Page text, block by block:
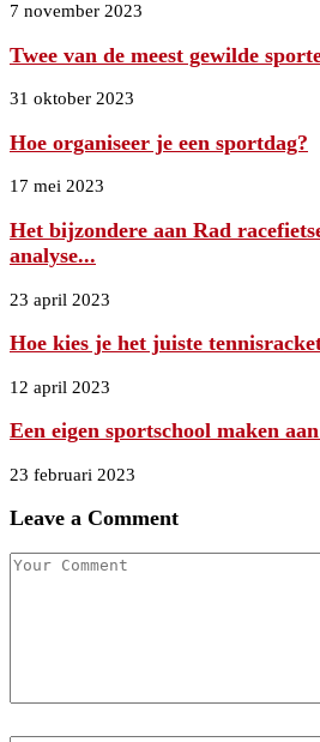
7 november 2023
Twee van de meest gewilde
31 oktober 2023
Hoe organiseer je een sportdag?
17 mei 2023
Het bijzondere aan Rad
analyse...
23 april 2023
Hoe kies je het juiste
12 april 2023
Een eigen sportschool maken
23 februari 2023
Leave a Comment